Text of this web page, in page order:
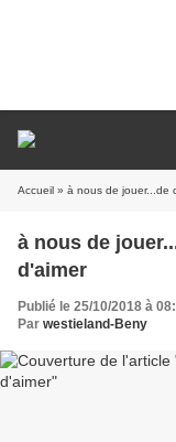
Accueil » à nous de jouer...de
à nous de
d'aimer
Publié le 25/10/2018 à
Par westieland-Beny